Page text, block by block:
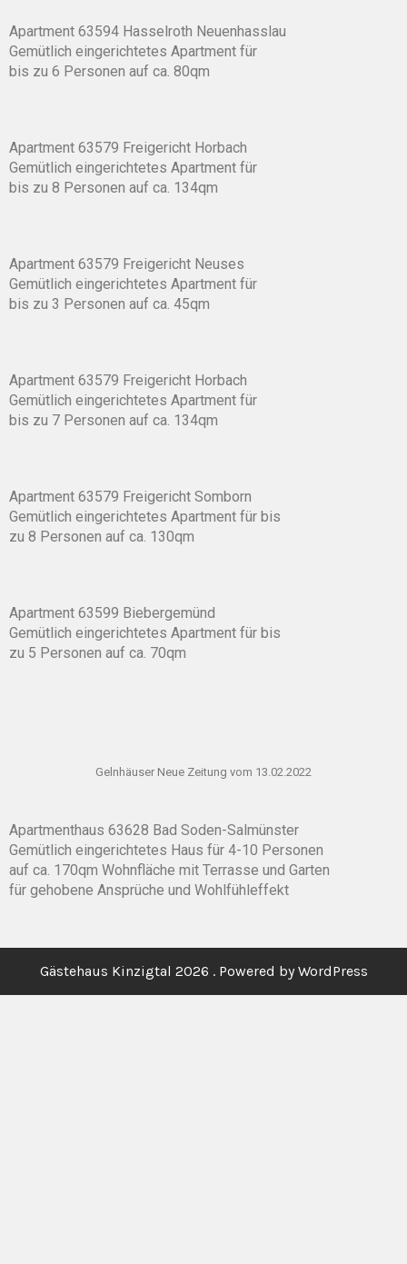
Apartment 63594 Hasselroth Neuenhasslau
Gemütlich eingerichtetes Apartment für
bis zu 6 Personen auf ca. 80qm
Apartment 63579 Freigericht Horbach
Gemütlich eingerichtetes Apartment für
bis zu 8 Personen auf ca. 134qm
Apartment 63579 Freigericht Neuses
Gemütlich eingerichtetes Apartment für
bis zu 3 Personen auf ca. 45qm
Apartment 63579 Freigericht Horbach
Gemütlich eingerichtetes Apartment für
bis zu 7 Personen auf ca. 134qm
Apartment 63579 Freigericht Somborn
Gemütlich eingerichtetes Apartment für bis
zu 8 Personen auf ca. 130qm
Apartment 63599 Biebergemünd
Gemütlich eingerichtetes Apartment für bis
zu 5 Personen auf ca. 70qm
Gelnhäuser Neue Zeitung vom 13.02.2022
Apartmenthaus 63628 Bad Soden-Salmünster
Gemütlich eingerichtetes Haus für 4-10 Personen
auf ca. 170qm Wohnfläche mit Terrasse und Garten
für gehobene Ansprüche und Wohlfühleffekt
Gästehaus Kinzigtal 2026 . Powered by WordPress